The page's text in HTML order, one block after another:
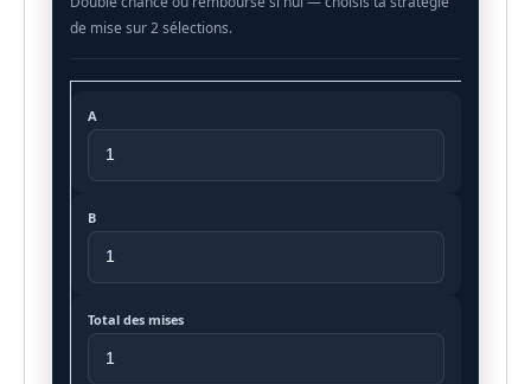
A
B
Total des mises